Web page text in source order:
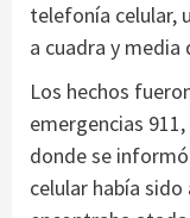
telefonía celular,
a cuadra y media
Los hechos
emergencias
donde se
celular había